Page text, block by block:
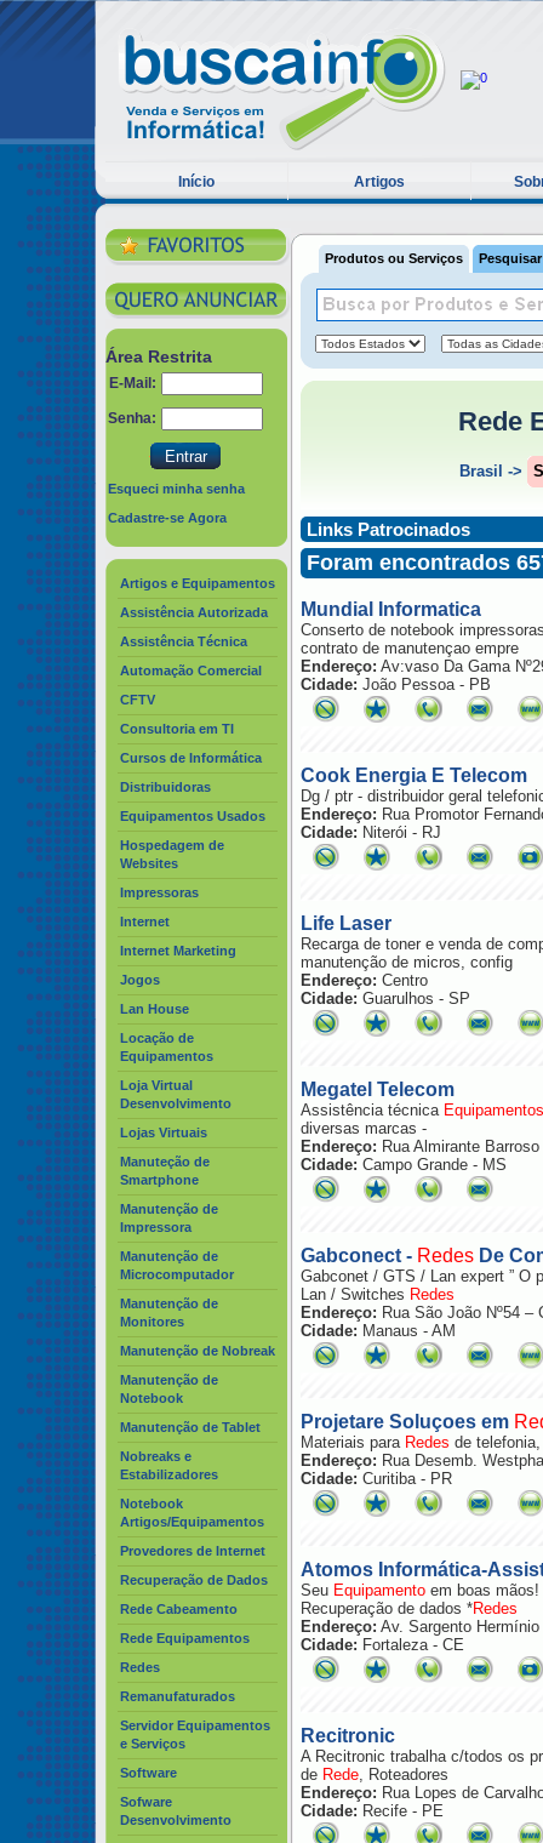
Início Artigos
Área Restrita
E-Mail:
Senha:
Esqueci minha senha
Cadastre-se Agora
Artigos e Equipamentos
Assistência Autorizada
Assistência Técnica
Automação Comercial
CFTV
Consultoria em TI
Cursos de Informática
Distribuidoras
Equipamentos Usados
Hospedagem de
Websites
Impressoras
Internet
Internet Marketing
Jogos
Lan House
Locação de
Equipamentos
Loja Virtual
Desenvolvimento
Lojas Virtuais
Manuteção de
Smartphone
Manutenção de
Impressora
Manutenção de
Microcomputador
Manutenção de
Monitores
Manutenção de Nobreak
Manutenção de
Notebook
Manutenção de Tablet
Nobreaks e
Estabilizadores
Notebook
Artigos/Equipamentos
Provedores de Internet
Recuperação de Dados
Rede Cabeamento
Rede Equipamentos
Redes
Remanufaturados
Servidor Equipamentos
e Serviços
Software
Sofware
Desenvolvimento
Produtos ou Serviços
Rede
Brasil ->
Links Patrocinados
Foram encontrados
Mundial Informatica
Conserto de notebook
contrato de manutençao empre
Endereço: Av:vaso Da Gama
Cidade: João Pessoa - PB
Cook Energia E Telecom
Dg / ptr - distribuidor geral
Endereço: Rua Promotor
Cidade: Niterói - RJ
Life Laser
Recarga de toner e venda de
manutenção de micros, config
Endereço: Centro
Cidade: Guarulhos - SP
Megatel Telecom
Assistência técnica Equipamentos
diversas marcas -
Endereço: Rua Almirante
Cidade: Campo Grande - MS
Gabconect - Redes De
Gabconet / GTS / Lan expert ” O
Lan / Switches Redes
Endereço: Rua São João Nº54 –
Cidade: Manaus - AM
Projetare Soluçoes em
Materiais para Redes de
Endereço: Rua Desemb.
Cidade: Curitiba - PR
Atomos Informática-
Seu Equipamento em boas
Recuperação de dados *Redes
Endereço: Av. Sargento
Cidade: Fortaleza - CE
Recitronic
A Recitronic trabalha c/todos os
de Rede, Roteadores
Endereço: Rua Lopes de
Cidade: Recife - PE